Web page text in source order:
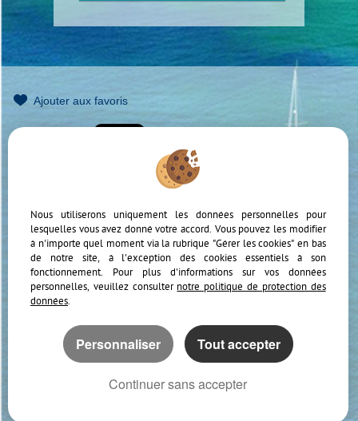
Ajouter aux favoris
Politique de protection des données
Accès Propriétaire
tablette ou votre smartphone, notre site s’adapte automatiquement aux
différents types d'écrans
Référencement site immobilier
Nous utiliserons uniquement les données personnelles pour
lesquelles vous avez donné votre accord. Vous pouvez les modifier
à n'importe quel moment via la rubrique "Gérer les cookies" en bas
de notre site, à l'exception des cookies essentiels à son
fonctionnement. Pour plus d'informations sur vos données
personnelles, veuillez consulter notre politique de protection des
données.
Personnaliser Tout accepter
Continuer sans accepter